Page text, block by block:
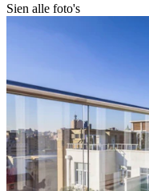
Sien alle foto's